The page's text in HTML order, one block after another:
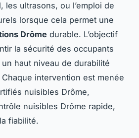
les ultrasons, ou l’emploi de
lorsque cela permet une
Drôme durable. L’objectif
la sécurité des occupants
haut niveau de durabilité
intervention est menée
nuisibles Drôme,
nuisibles Drôme rapide,
fiabilité.